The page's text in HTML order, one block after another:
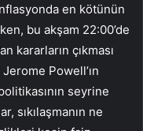
en kötünün
bu akşam 22:00’de
kararların çıkması
Powell’ın
seyrine
sıkılaşmanın ne